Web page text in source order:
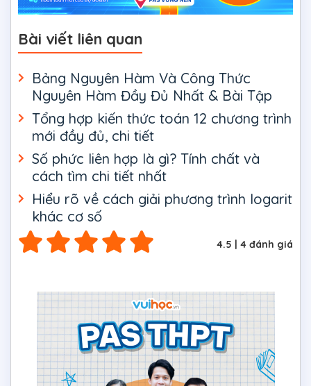
Bài viết liên quan
Bảng Nguyên Hàm Và Công Thức
Nguyên Hàm Đầy Đủ Nhất & Bài Tập
Tổng hợp kiến thức toán 12 chương trình
mới đầy đủ, chi tiết
Số phức liên hợp là gì? Tính chất và
cách tìm chi tiết nhất
Hiểu rõ về cách giải phương trình logarit
khác cơ số
4.5 | 4 đánh giá